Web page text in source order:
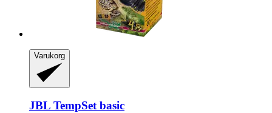
Varukorg
JBL TempSet basic